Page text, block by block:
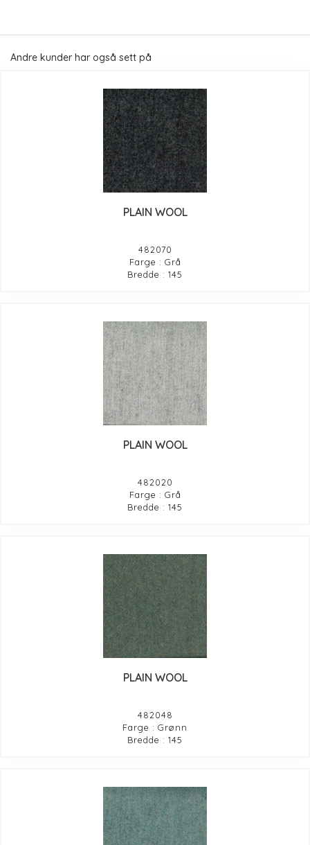
Andre kunder har også sett på
PLAIN WOOL
482070
Farge : Grå
Bredde : 145
PLAIN WOOL
482020
Farge : Grå
Bredde : 145
PLAIN WOOL
482048
Farge : Grønn
Bredde : 145